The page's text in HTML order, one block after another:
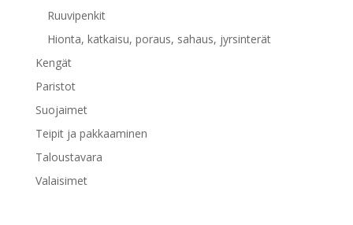
Ruuvipenkit
Hionta, katkaisu, poraus, sahaus, jyrsinterät
Kengät
Paristot
Suojaimet
Teipit ja pakkaaminen
Taloustavara
Valaisimet